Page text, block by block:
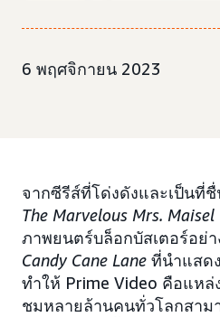
6 พฤศจิกายน 2023
จากซีรีส์ที่โด่งดังและเป็นที่
The Marvelous Mrs. Maisel
ภาพยนตร์บล็อกบัสเตอร์อย่า
Candy Cane Lane ที่นำแสด
ทำให้ Prime Video คือแห
ชมหลายล้านคนทั่วโลกสาม